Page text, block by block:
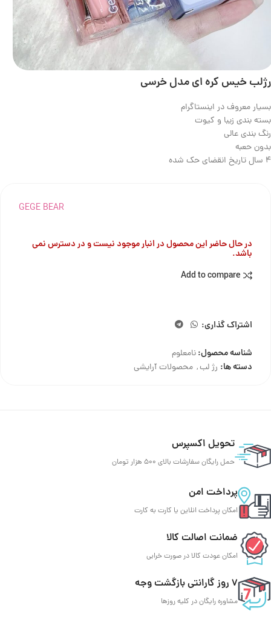
رژلب خیس کره ای مدل خرسی
بسیار معروف در اینستاگرام
بسته بندی زیبا و کیوت
رنگ بندی عالی
بدون حعبه
4 سال تاریخ انقضای حک شده
GEGE BEAR
در حال حاضر این محصول در انبار موجود نیست و در دسترس نمی
باشد.
Add to compare
اشتراک گذاری:
شناسه محصول:نامعلوم
دسته ها: رژ لب, محصولات آرایشی
تحویل اکسپرس
حمل رایگان سفارشات بالای 500 هزار تومان
پرداخت امن
امکان پرداخت انلاین یا کارت به کارت
ضمانت اصالت کالا
امکان عودت کالا در صورت خرابی
7 روز گارانتی بازگشت وجه
مشاوره رایگان در کلیه روزها